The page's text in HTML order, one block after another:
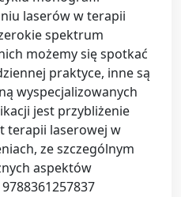
laserów w terapii
spektrum
możemy się spotkać
praktyce, inne są
wyspecjalizowanych
jest przybliżenie
terapii laserowej w
ze szczególnym
aspektów